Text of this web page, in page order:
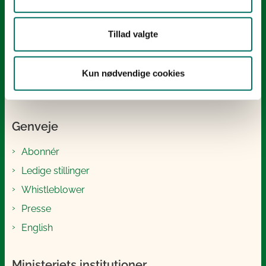
Tillad valgte
Kun nødvendige cookies
LinkedIn
Instagram
Genveje
Abonnér
Ledige stillinger
Whistleblower
Presse
English